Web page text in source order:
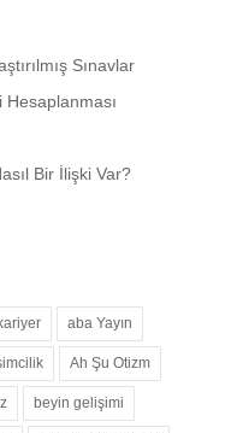
Sınavlar
Hesaplanması
Bir İlişki Var?
aba Yayın
Ah Şu Otizm
beyin gelişimi